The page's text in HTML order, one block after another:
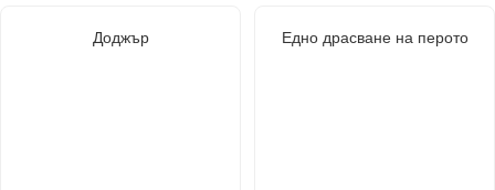
Доджър Едно драсване на перото